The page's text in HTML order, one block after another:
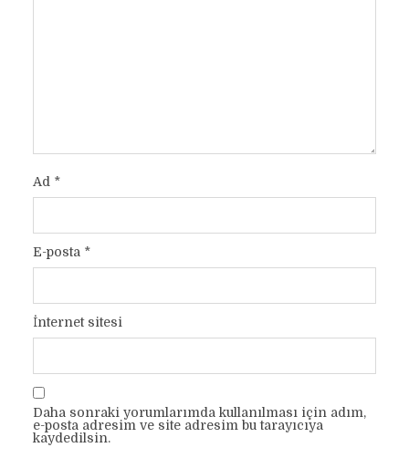
Ad *
E-posta *
İnternet sitesi
Daha sonraki yorumlarımda kullanılması için adım,
e-posta adresim ve site adresim bu tarayıcıya
kaydedilsin.